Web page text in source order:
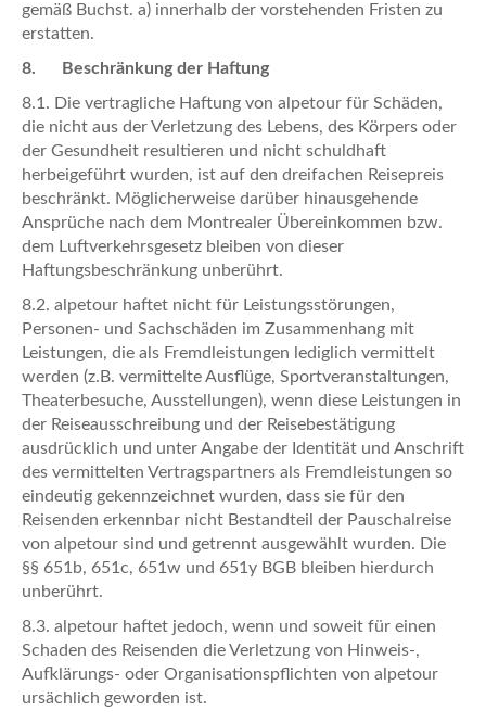
gemäß Buchst. a) innerhalb der vorstehenden Fristen zu
erstatten.
8. Beschränkung der Haftung
8.1. Die vertragliche Haftung von alpetour für Schäden,
die nicht aus der Verletzung des Lebens, des Körpers oder
der Gesundheit resultieren und nicht schuldhaft
herbeigeführt wurden, ist auf den dreifachen Reisepreis
beschränkt. Möglicherweise darüber hinausgehende
Ansprüche nach dem Montrealer Übereinkommen bzw.
dem Luftverkehrsgesetz bleiben von dieser
Haftungsbeschränkung unberührt.
8.2. alpetour haftet nicht für Leistungsstörungen,
Personen- und Sachschäden im Zusammenhang mit
Leistungen, die als Fremdleistungen lediglich vermittelt
werden (z.B. vermittelte Ausflüge, Sportveranstaltungen,
Theaterbesuche, Ausstellungen), wenn diese Leistungen in
der Reiseausschreibung und der Reisebestätigung
ausdrücklich und unter Angabe der Identität und Anschrift
des vermittelten Vertragspartners als Fremdleistungen so
eindeutig gekennzeichnet wurden, dass sie für den
Reisenden erkennbar nicht Bestandteil der Pauschalreise
von alpetour sind und getrennt ausgewählt wurden. Die
§§ 651b, 651c, 651w und 651y BGB bleiben hierdurch
unberührt.
8.3. alpetour haftet jedoch, wenn und soweit für einen
Schaden des Reisenden die Verletzung von Hinweis-,
Aufklärungs- oder Organisationspflichten von alpetour
ursächlich geworden ist.